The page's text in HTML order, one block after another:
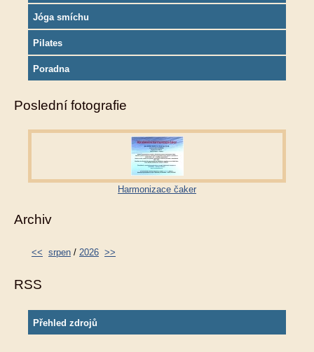
Jóga smíchu
Pilates
Poradna
Poslední fotografie
Harmonizace čaker
Archiv
<< srpen / 2026 >>
RSS
Přehled zdrojů